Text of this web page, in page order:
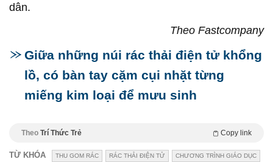
dân.
Theo Fastcompany
Giữa những núi rác thải điện tử khổng
lồ, có bàn tay cặm cụi nhặt từng
miếng kim loại để mưu sinh
Theo Trí Thức Trẻ Copy link
TỪ KHÓA THU GOM RÁC RÁC THẢI ĐIỆN TỬ CHƯƠNG TRÌNH GIÁO DỤC